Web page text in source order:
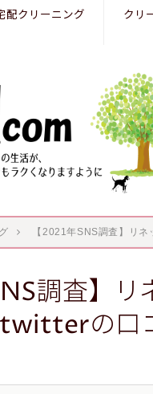
配クリーニング クリ
【2021年SNS調査】リ
調査】
の口